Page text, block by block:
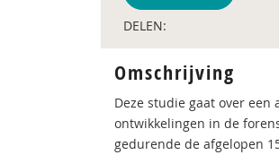
DELEN:
Omschrijving
Deze studie gaat over een
ontwikkelingen in de
gedurende de afgelopen